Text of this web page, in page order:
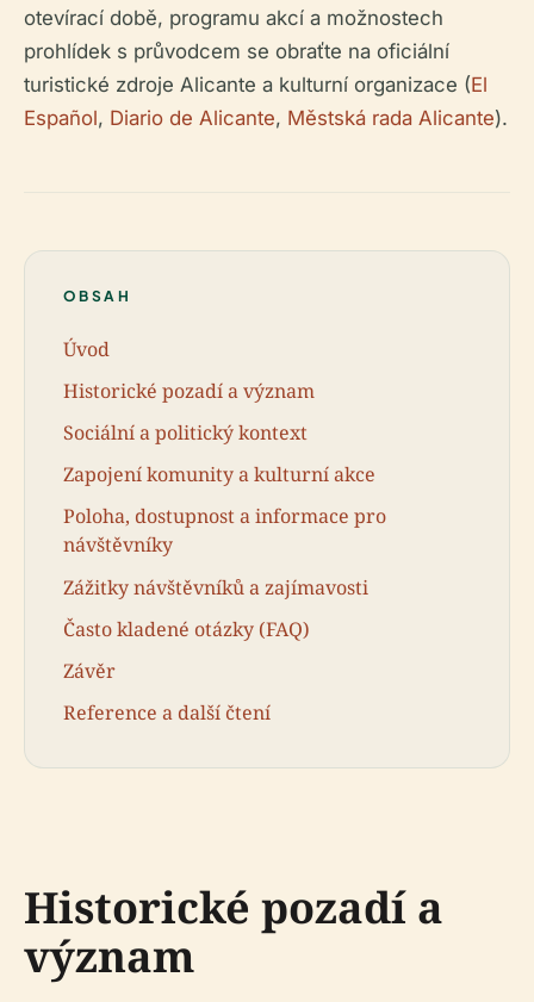
otevírací době, programu akcí a možnostech
prohlídek s průvodcem se obraťte na oficiální
turistické zdroje Alicante a kulturní organizace (El
Español, Diario de Alicante, Městská rada Alicante).
OBSAH
Úvod
Historické pozadí a význam
Sociální a politický kontext
Zapojení komunity a kulturní akce
Poloha, dostupnost a informace pro
návštěvníky
Zážitky návštěvníků a zajímavosti
Často kladené otázky (FAQ)
Závěr
Reference a další čtení
Historické pozadí a
význam